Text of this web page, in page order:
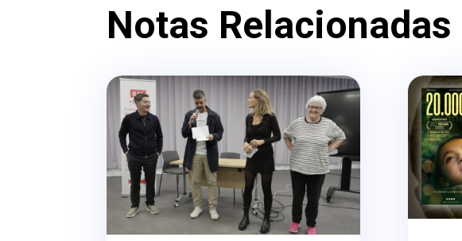
Notas Relacionadas